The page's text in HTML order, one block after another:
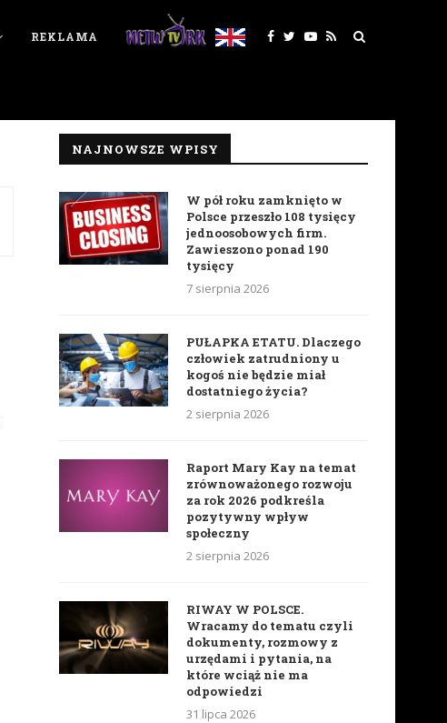
REKLAMA
NAJNOWSZE WPISY
W pół roku zamknięto w
Polsce przeszło 108 tysięcy
jednoosobowych firm.
Zawieszono ponad 190
tysięcy
7 sierpnia 2026
PUŁAPKA ETATU. Dlaczego
człowiek zatrudniony u
kogoś nie będzie miał
dostatniego życia?
2 sierpnia 2026
Raport Mary Kay na temat
zrównoważonego rozwoju
za rok 2026 podkreśla
pozytywny wpływ
społeczny
2 sierpnia 2026
RIWAY W POLSCE.
Wracamy do tematu czyli
dokumenty, rozmowy z
urzędami i pytania, na
które wciąż nie ma
odpowiedzi
31 lipca 2026